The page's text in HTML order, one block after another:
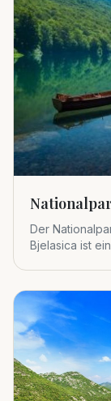
Der
Bjelasica ist